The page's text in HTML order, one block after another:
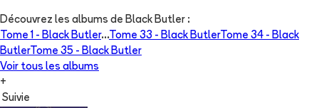
Découvrez les albums de Black Butler :
Tome 1 - Black Butler...Tome 33 - Black ButlerTome 34 - Black
ButlerTome 35 - Black Butler
Voir tous les albums
+
Suivie